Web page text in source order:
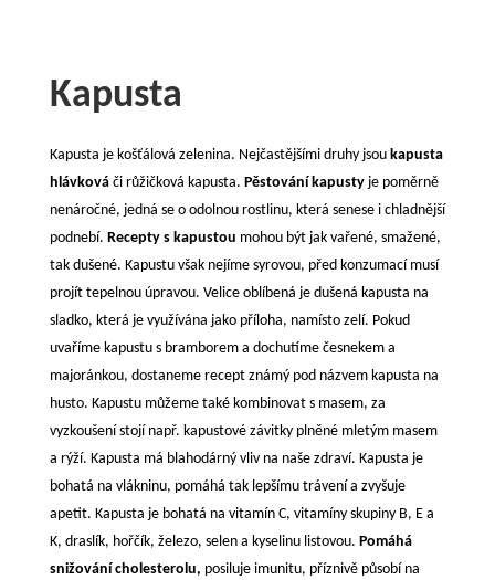
Kapusta
Kapusta je košťálová zelenina. Nejčastějšími druhy jsou kapusta
hlávkováči růžičková kapusta. Pěstování kapustyje poměrně
nenáročné, jedná se o odolnou rostlinu, která senese i chladnější
podnebí. Recepty s kapustou mohou být jak vařené, smažené,
tak dušené. Kapustu však nejíme syrovou, před konzumací musí
projít tepelnou úpravou. Velice oblíbená je dušená kapusta na
sladko, která je využívána jako příloha, namísto zelí. Pokud
uvaříme kapustu s bramborem a dochutíme česnekem a
majoránkou, dostaneme recept známý pod názvem kapusta na
husto. Kapustu můžeme také kombinovat s masem, za
vyzkoušení stojí např. kapustové závitky plněné mletým masem
a rýží. Kapusta má blahodárný vliv na naše zdraví. Kapusta je
bohatá na vlákninu, pomáhá tak lepšímu trávení a zvyšuje
apetit. Kapusta je bohatá na vitamín C, vitamíny skupiny B, E a
K, draslík, hořčík, železo, selen a kyselinu listovou. Pomáhá
snižování cholesterolu, posiluje imunitu, příznivě působí na